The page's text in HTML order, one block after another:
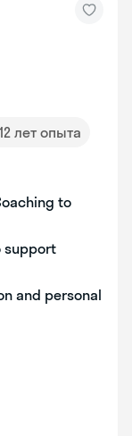
12 лет опыта
to
support
and personal